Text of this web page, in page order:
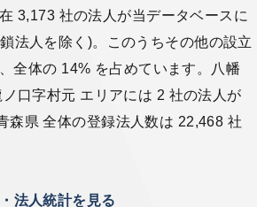
3,173 社の法人が当データベースに
法人を除く)。このうちその他の設立
全体の 14% を占めています。八幡
口字村元 エリアには 2 社の法人が
森県 全体の登録法人数は 22,468 社
法人統計を見る